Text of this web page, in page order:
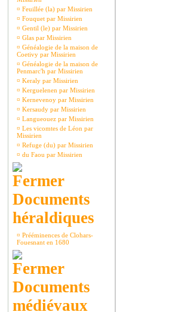
¤ Feuillée (la) par Missirien
¤ Fouquet par Missirien
¤ Gentil (le) par Missirien
¤ Glas par Missirien
¤ Généalogie de la maison de
Coetivy par Missirien
¤ Généalogie de la maison de
Penmarc'h par Missirien
¤ Keraly par Missirien
¤ Kerguelenen par Missirien
¤ Kernevenoy par Missirien
¤ Kersaudy par Missirien
¤ Langueouez par Missirien
¤ Les vicomtes de Léon par
Missirien
¤ Refuge (du) par Missirien
¤ du Faou par Missirien
Documents
héraldiques
¤ Prééminences de Clohars-
Fouesnant en 1680
Documents
médiévaux